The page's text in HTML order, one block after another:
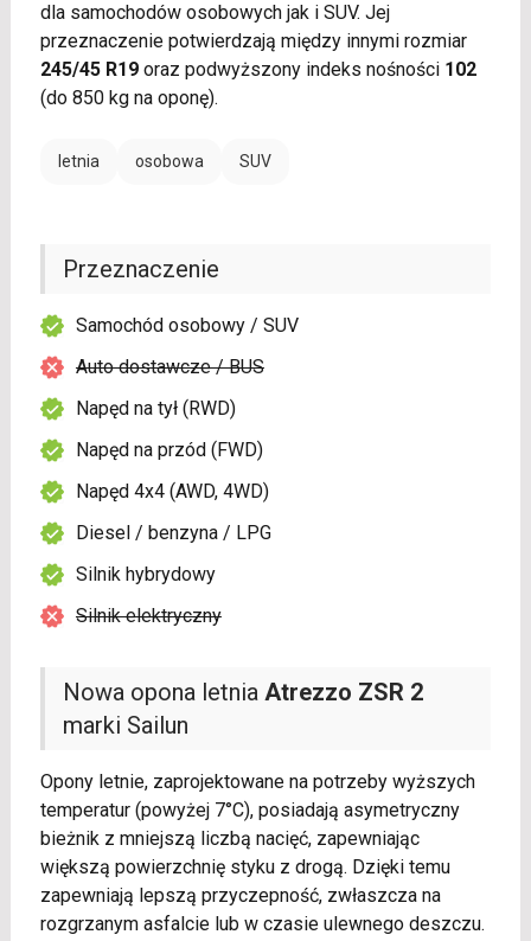
dla samochodów osobowych jak i SUV. Jej
przeznaczenie potwierdzają między innymi rozmiar
245/45 R19oraz podwyższony indeks nośności 102
(do 850 kg na oponę).
letnia osobowa SUV
Nowa opona letnia Atrezzo ZSR 2
marki Sailun
Opony letnie, zaprojektowane na potrzeby wyższych
temperatur (powyżej 7°C), posiadają asymetryczny
bieżnik z mniejszą liczbą nacięć, zapewniając
większą powierzchnię styku z drogą. Dzięki temu
zapewniają lepszą przyczepność, zwłaszcza na
rozgrzanym asfalcie lub w czasie ulewnego deszczu.
Przeznaczenie
Samochód osobowy / SUV
Auto dostawcze / BUS
Napęd na tył (RWD)
Napęd na przód (FWD)
Napęd 4x4 (AWD, 4WD)
Diesel / benzyna / LPG
Silnik hybrydowy
Silnik elektryczny